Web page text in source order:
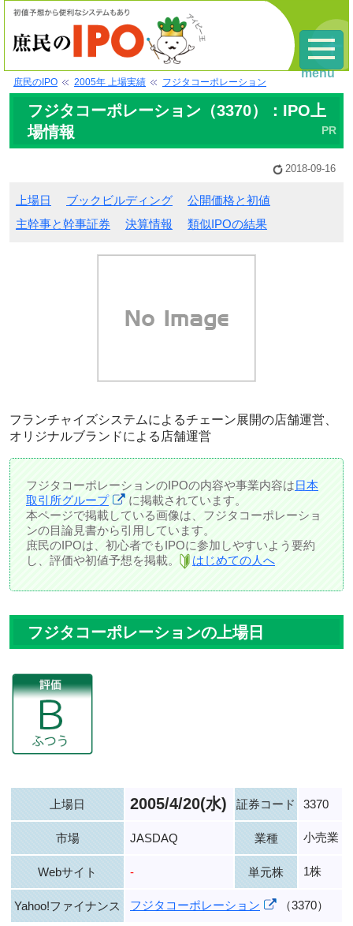
庶民のIPO 2005年 上場実績 フジタコーポレーション
フジタコーポレーション（3370）：IPO上
場情報
2018-09-16
上場日 ブックビルディング
公開価格と初値
主幹事と幹事証券
決算情報 類似IPOの結果
フランチャイズシステムによるチェーン展開の店舗運営、
オリジナルブランドによる店舗運営
フジタコーポレーションのIPOの内容や事業内容は日本
取引所グループ
に掲載されています。
本ページで掲載している画像は、フジタコーポレーショ
ンの目論見書から引用しています。
庶民のIPOは、初心者でもIPOに参加しやすいよう要約
し、評価や初値予想を掲載。
はじめての人へ
フジタコーポレーションの上場日
上場日 2005/4/20(水) 証券コード 3370
市場 JASDAQ 業種 小売業
Webサイト - 単元株 1株
Yahoo!ファイナンス フジタコーポレーション （3370）
menu